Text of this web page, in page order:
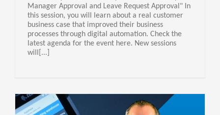
Manager Approval and Leave Request Approval" In
this session, you will learn about a real customer
business case that improved their business
processes through digital automation. Check the
latest agenda for the event here. New sessions
will[...]